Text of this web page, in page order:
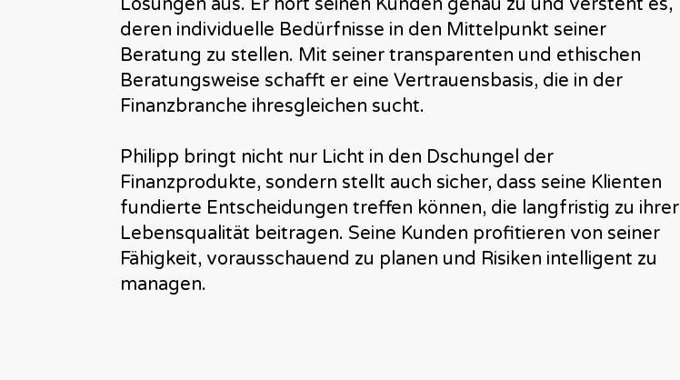
deren individuelle Bedürfnisse in den Mittelpunkt seiner
Beratung zu stellen. Mit seiner transparenten und ethischen
Beratungsweise schafft er eine Vertrauensbasis, die in der
Finanzbranche ihresgleichen sucht.
Philipp bringt nicht nur Licht in den Dschungel der
Finanzprodukte, sondern stellt auch sicher, dass seine Klienten
fundierte Entscheidungen treffen können, die langfristig zu ihrer
Lebensqualität beitragen. Seine Kunden profitieren von seiner
Fähigkeit, vorausschauend zu planen und Risiken intelligent zu
managen.